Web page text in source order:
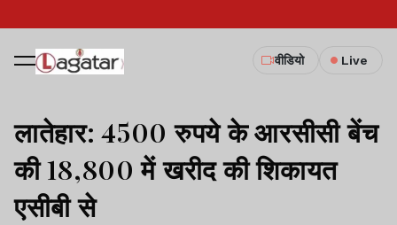
वीडियो Live
लातेहार: 4500 रुपये के आरसीसी बेंच
की 18,800 में खरीद की शिकायत
एसीबी से